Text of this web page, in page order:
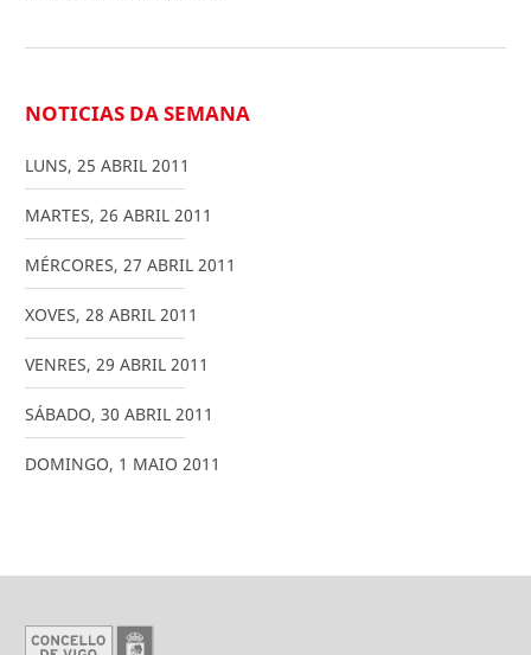
NOTICIAS DA SEMANA
LUNS, 25 ABRIL 2011
MARTES, 26 ABRIL 2011
MÉRCORES, 27 ABRIL 2011
XOVES, 28 ABRIL 2011
VENRES, 29 ABRIL 2011
SÁBADO, 30 ABRIL 2011
DOMINGO, 1 MAIO 2011